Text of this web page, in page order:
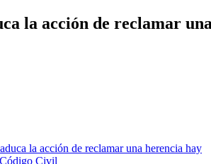
la acción de reclamar